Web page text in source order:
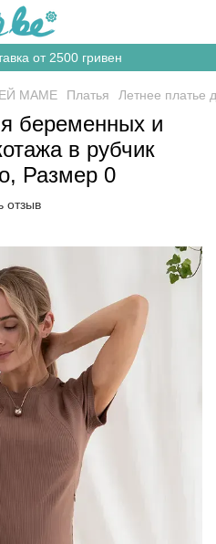
от 2500 гривен
МАМЕ Платья Летнее платье
беременных и
в рубчик
Размер 0
отзыв